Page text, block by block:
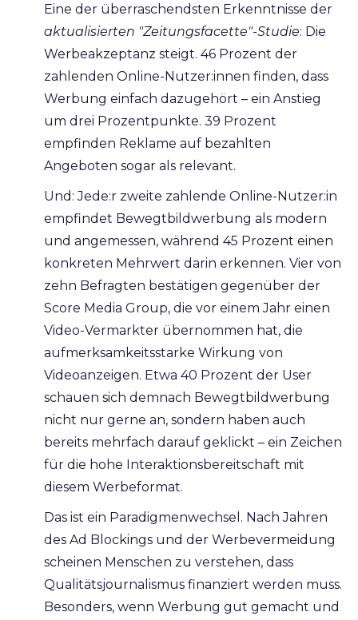
Eine der überraschendsten Erkenntnisse der
aktualisierten "Zeitungsfacette"-Studie: Die
Werbeakzeptanz steigt. 46 Prozent der
zahlenden Online-Nutzer:innen finden, dass
Werbung einfach dazugehört – ein Anstieg
um drei Prozentpunkte. 39 Prozent
empfinden Reklame auf bezahlten
Angeboten sogar als relevant.
Und: Jede:r zweite zahlende Online-Nutzer:in
empfindet Bewegtbildwerbung als modern
und angemessen, während 45 Prozent einen
konkreten Mehrwert darin erkennen. Vier von
zehn Befragten bestätigen gegenüber der
Score Media Group, die vor einem Jahr einen
Video-Vermarkter übernommen hat, die
aufmerksamkeitsstarke Wirkung von
Videoanzeigen. Etwa 40 Prozent der User
schauen sich demnach Bewegtbildwerbung
nicht nur gerne an, sondern haben auch
bereits mehrfach darauf geklickt – ein Zeichen
für die hohe Interaktionsbereitschaft mit
diesem Werbeformat.
Das ist ein Paradigmenwechsel. Nach Jahren
des Ad Blockings und der Werbevermeidung
scheinen Menschen zu verstehen, dass
Qualitätsjournalismus finanziert werden muss.
Besonders, wenn Werbung gut gemacht und